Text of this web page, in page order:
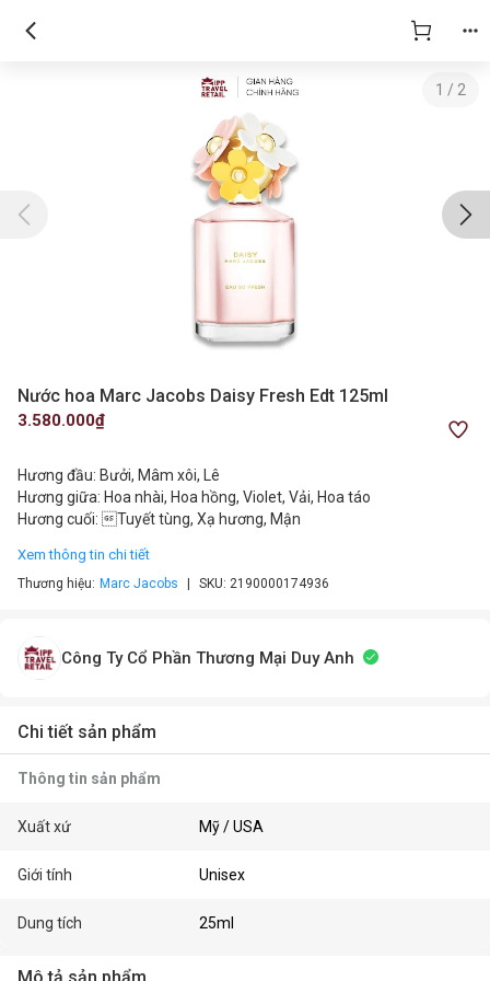
1 / 2
Nước hoa Marc Jacobs Daisy Fresh Edt 125ml
3.580.000₫
Hương đầu: Bưởi, Mâm xôi, Lê
Hương giữa: Hoa nhài, Hoa hồng, Violet, Vải, Hoa táo
Hương cuối: Tuyết tùng, Xạ hương, Mận
Xem thông tin chi tiết
Thương hiệu: Marc Jacobs SKU: 2190000174936
Công Ty Cổ Phần Thương Mại Duy Anh
Chi tiết sản phẩm
Thông tin sản phẩm
Xuất xứ Mỹ / USA
Giới tính Unisex
Dung tích 25ml